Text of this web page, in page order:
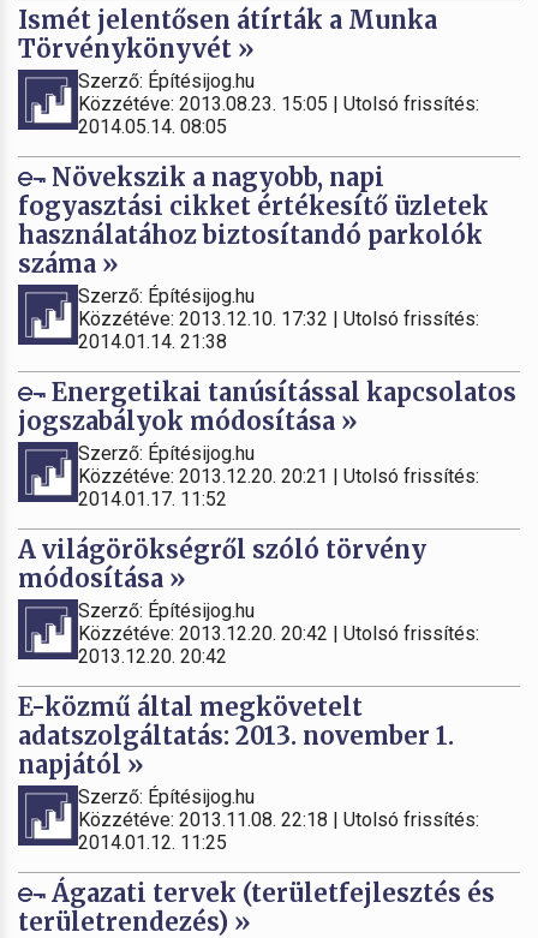
Ismét jelentősen átírták a Munka
Törvénykönyvét »
Szerző: Építésijog.hu
Közzétéve: 2013.08.23. 15:05 | Utolsó frissítés:
2014.05.14. 08:05
Növekszik a nagyobb, napi
fogyasztási cikket értékesítő üzletek
használatához biztosítandó parkolók
száma »
Szerző: Építésijog.hu
Közzétéve: 2013.12.10. 17:32 | Utolsó frissítés:
2014.01.14. 21:38
Energetikai tanúsítással kapcsolatos
jogszabályok módosítása »
Szerző: Építésijog.hu
Közzétéve: 2013.12.20. 20:21 | Utolsó frissítés:
2014.01.17. 11:52
A világörökségről szóló törvény
módosítása »
Szerző: Építésijog.hu
Közzétéve: 2013.12.20. 20:42 | Utolsó frissítés:
2013.12.20. 20:42
E-közmű által megkövetelt
adatszolgáltatás: 2013. november 1.
napjától »
Szerző: Építésijog.hu
Közzétéve: 2013.11.08. 22:18 | Utolsó frissítés:
2014.01.12. 11:25
Ágazati tervek (területfejlesztés és
területrendezés) »